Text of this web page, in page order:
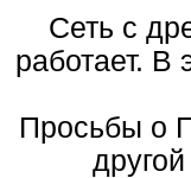
Сеть с древопостроителем. С ip-адресов РФ не
работает. В
Просьбы о